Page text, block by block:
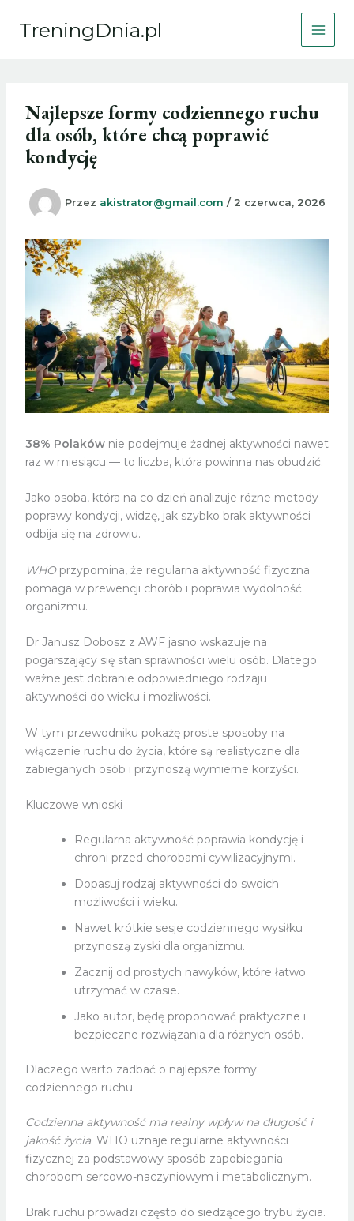
TreningDnia.pl
Najlepsze formy codziennego ruchu
dla osób, które chcą poprawić
kondycję
Przez akistrator@gmail.com / 2 czerwca, 2026
38% Polakównie podejmuje żadnej aktywności nawet
raz w miesiącu — to liczba, która powinna nas obudzić.
Jako osoba, która na co dzień analizuje różne metody
poprawy kondycji, widzę, jak szybko brak aktywności
odbija się na zdrowiu.
WHOprzypomina, że regularna aktywność fizyczna
pomaga w prewencji chorób i poprawia wydolność
organizmu.
Dr Janusz Dobosz z AWF jasno wskazuje na
pogarszający się stan sprawności wielu osób. Dlatego
ważne jest dobranie odpowiedniego rodzaju
aktywności do wieku i możliwości.
W tym przewodniku pokażę proste sposoby na
włączenie ruchu do życia, które są realistyczne dla
zabieganych osób i przynoszą wymierne korzyści.
Kluczowe wnioski
Regularna aktywność poprawia kondycję i
chroni przed chorobami cywilizacyjnymi.
Dopasuj rodzaj aktywności do swoich
możliwości i wieku.
Nawet krótkie sesje codziennego wysiłku
przynoszą zyski dla organizmu.
Zacznij od prostych nawyków, które łatwo
utrzymać w czasie.
Jako autor, będę proponować praktyczne i
bezpieczne rozwiązania dla różnych osób.
Dlaczego warto zadbać o najlepsze formy
codziennego ruchu
Codzienna aktywność ma realny wpływ na długość i
jakość życia. WHO uznaje regularne aktywności
fizycznej za podstawowy sposób zapobiegania
chorobom sercowo-naczyniowym i metabolicznym.
Brak ruchu prowadzi często do siedzącego trybu życia.